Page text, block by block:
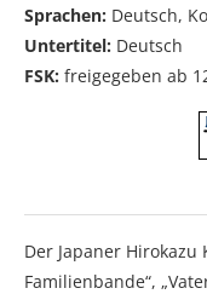
Sprachen: Deutsch,
Untertitel: Deutsch
FSK: freigegeben ab
Der Japaner Hirokazu
Familienbande“,